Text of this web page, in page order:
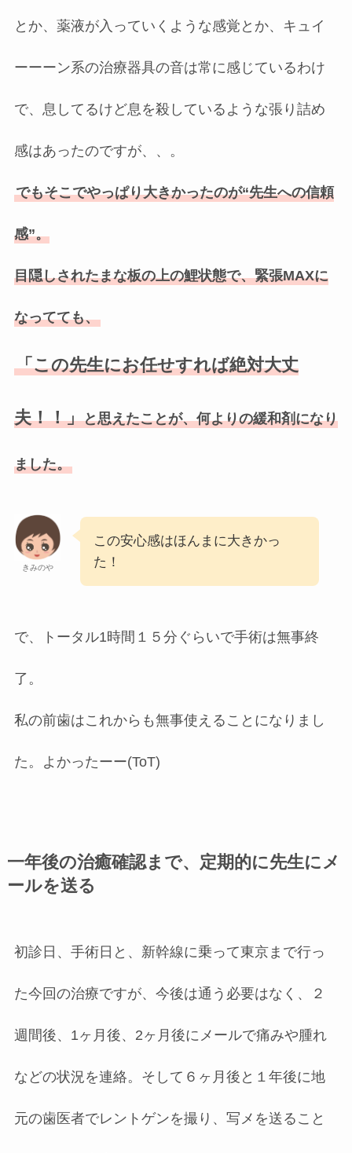
とか、薬液が入っていくような感覚とか、キュイ
ーーーン系の治療器具の音は常に感じているわけ
で、息してるけど息を殺しているような張り詰め
感はあったのですが、、。
でもそこでやっぱり大きかったのが“先生への信頼
感”。
目隠しされたまな板の上の鯉状態で、緊張MAXに
なってても、
「この先生にお任せすれば絶対大丈
夫！！」と思えたことが、何よりの緩和剤になり
ました。
きみのや
この安心感はほんまに大きかっ
た！
で、トータル1時間１５分ぐらいで手術は無事終
了。
私の前歯はこれからも無事使えることになりまし
た。よかったーー(ToT)
一年後の治癒確認まで、定期的に先生にメ
ールを送る
初診日、手術日と、新幹線に乗って東京まで行っ
た今回の治療ですが、今後は通う必要はなく、２
週間後、1ヶ月後、2ヶ月後にメールで痛みや腫れ
などの状況を連絡。そして６ヶ月後と１年後に地
元の歯医者でレントゲンを撮り、写メを送ること